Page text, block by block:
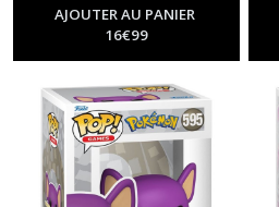
AJOUTER AU PANIER
16€99